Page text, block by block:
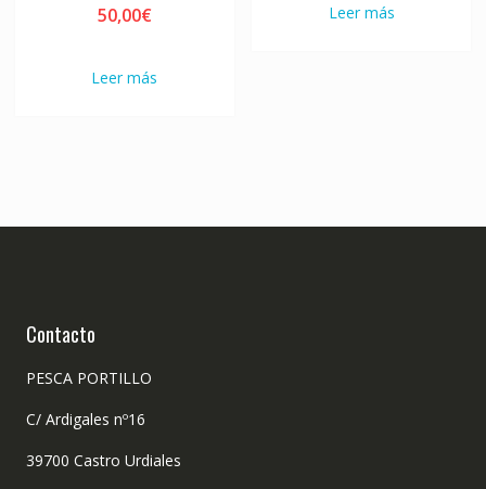
50,00€
Leer más
Leer más
Contacto
PESCA PORTILLO
C/ Ardigales nº16
39700 Castro Urdiales